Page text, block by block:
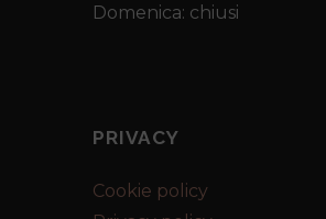
Domenica: chiusi
PRIVACY
Cookie policy